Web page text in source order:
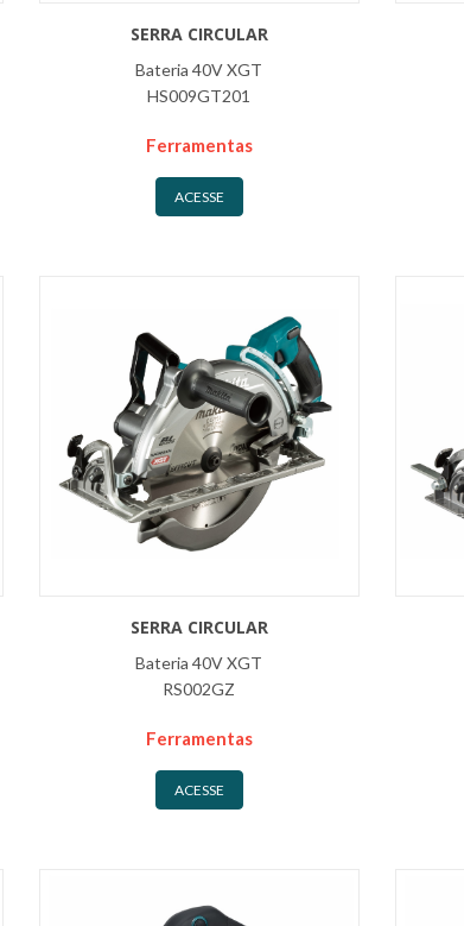
SERRA CIRCULAR
Bateria 40V XGT
HS009GT201
Ferramentas
ACESSE
SERRA CIRCULAR
Bateria 40V XGT
RS002GZ
Ferramentas
ACESSE